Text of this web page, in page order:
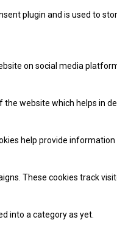
plugin and is used to
on social media
website which helps in
help provide
These cookies track
into a category as yet.